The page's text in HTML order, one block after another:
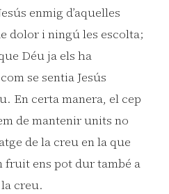
enmig d’aquelles
dolor i ningú les escolta;
Déu ja els ha
se sentia Jesús
En certa manera, el cep
de mantenir units no
de la creu en la que
fruit ens pot dur també a
creu.